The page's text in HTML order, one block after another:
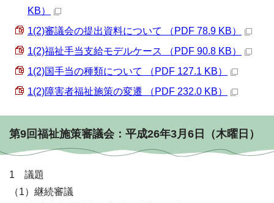
KB）
1(2)審議会の提出資料について （PDF 78.9 KB）
1(2)福祉手当支給モデルケース （PDF 90.8 KB）
1(2)国手当の種類について （PDF 127.1 KB）
1(2)障害者福祉施策の変遷 （PDF 232.0 KB）
第9回福祉施策審議会：平成26年3月6日（木曜日）
1 議題
（1）継続審議